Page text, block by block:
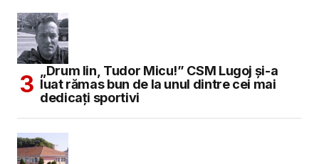
Națiune Fericită!
RĂSPUNDE
Adresa ta de email nu va fi publicată.
Câmpurile obligatorii sunt marcate cu
„Drum lin, Tudor Micu!” CSM Lugoj și-a
luat rămas bun de la unul dintre cei mai
dedicați sportivi